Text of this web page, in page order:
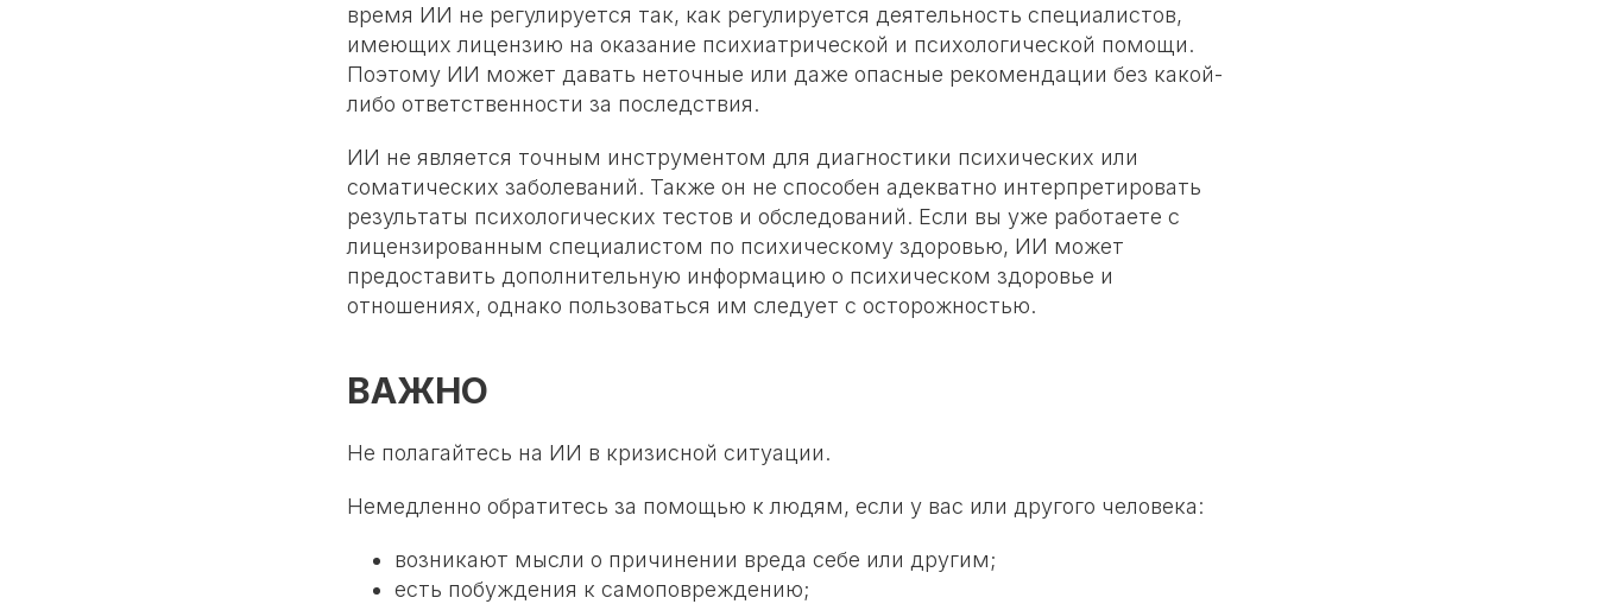
время ИИ не регулируется так, как регулируется деятельность специалистов,
имеющих лицензию на оказание психиатрической и психологической помощи.
Поэтому ИИ может давать неточные или даже опасные рекомендации без какой-
либо ответственности за последствия.
ИИ не является точным инструментом для диагностики психических или
соматических заболеваний. Также он не способен адекватно интерпретировать
результаты психологических тестов и обследований. Если вы уже работаете с
лицензированным специалистом по психическому здоровью, ИИ может
предоставить дополнительную информацию о психическом здоровье и
отношениях, однако пользоваться им следует с осторожностью.
ВАЖНО
Не полагайтесь на ИИ в кризисной ситуации.
Немедленно обратитесь за помощью к людям, если у вас или другого человека:
возникают мысли о причинении вреда себе или другим;
есть побуждения к самоповреждению;